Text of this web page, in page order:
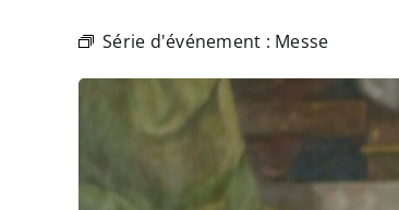
Série d'événement : Messe